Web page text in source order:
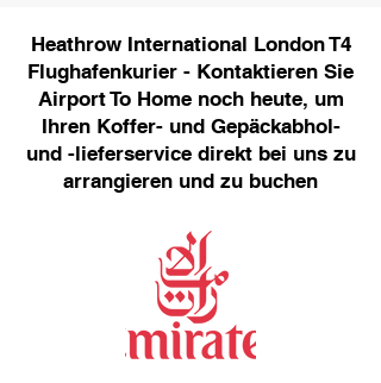
Heathrow International London T4
Flughafenkurier - Kontaktieren Sie
Airport To Home noch heute, um
Ihren Koffer- und Gepäckabhol-
und -lieferservice direkt bei uns zu
arrangieren und zu buchen